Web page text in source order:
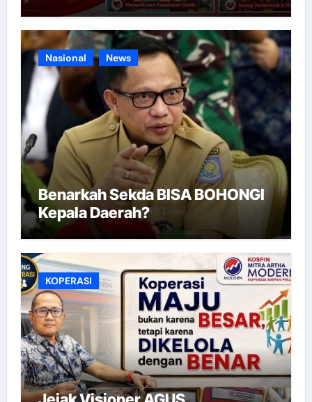
Nasional News
Benarkah Sekda BISA BOHONGI
Kepala Daerah?
KOPERASI